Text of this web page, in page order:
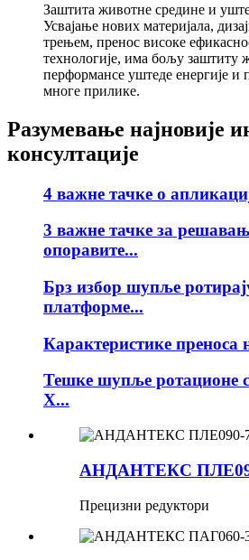
Заштита животне средине и
Усвајање нових материјала,
трењем, пренос високе
технологије, има бољу заштиту
перформансе уштеде енергије и
многе прилике.
Разумевање најновије
консултације
4 важне тачке о
3 важне тачке за
опоравите...
Брз избор шупље
платформе...
Карактеристике преноса
Тешке шупље ротационе
Х...
АНДАНТЕКС
Прецизни редуктори